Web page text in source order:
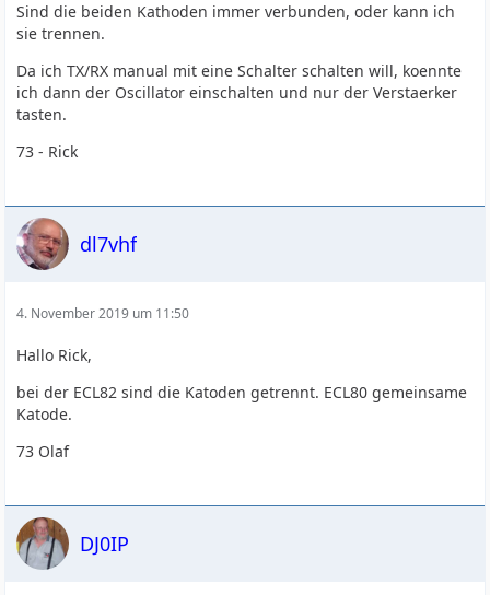
Sind die beiden Kathoden immer verbunden, oder kann ich
sie trennen.
Da ich TX/RX manual mit eine Schalter schalten will, koennte
ich dann der Oscillator einschalten und nur der Verstaerker
tasten.
73 - Rick
dl7vhf
4. November 2019 um 11:50
Hallo Rick,
bei der ECL82 sind die Katoden getrennt. ECL80 gemeinsame
Katode.
73 Olaf
DJ0IP